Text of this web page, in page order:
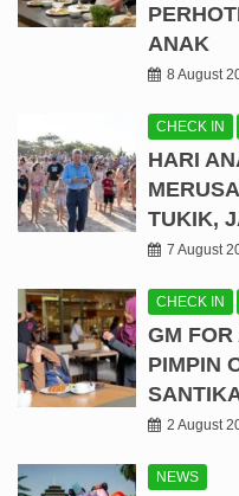
ANAK
8 August
CHECK IN
HARI
TUKIK,
7 August
CHECK IN
GM FOR
PIMPIN
2 August
NEWS